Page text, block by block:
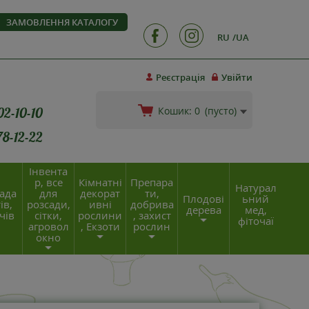
ЗАМОВЛЕННЯ КАТАЛОГУ
RU
UA
Реєстрація Увійти
Кошик: 0 (пусто)
10-10
12-22
Інвента
р, все
для
розсади,
сітки,
агровол
окно
Кімнатні
декорат
ивні
рослини
, Екзоти
Препара
ти,
добрива
, захист
рослин
Плодові
дерева
Натурал
ьний
мед,
фіточаї